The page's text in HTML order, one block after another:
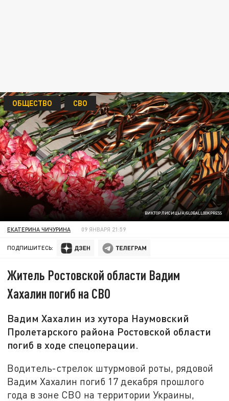
ВИКТОР ЛИСИЦЫН/GLOBALLOOKPRESS
ОБЩЕСТВО СВО
ЕКАТЕРИНА ЧИЧУРИНА 09 ЯНВАРЯ 21:59
ПОДПИШИТЕСЬ:
Житель Ростовской области Вадим
Хахалин погиб на СВО
Вадим Хахалин из хутора Наумовский
Пролетарского района Ростовской области
погиб в ходе спецоперации.
Водитель-стрелок штурмовой роты, рядовой
Вадим Хахалин погиб 17 декабря прошлого
года в зоне СВО на территории Украины,